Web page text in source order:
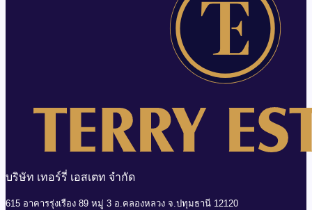
บริษัท เทอร์รี่ เอสเตท จำกัด
615 อาคารรุ่งเรือง 89 หมู่ 3 อ.คลองหลวง จ.ปทุมธานี 12120